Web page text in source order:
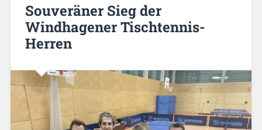
Souveräner Sieg der
Windhagener Tischtennis-
Herren